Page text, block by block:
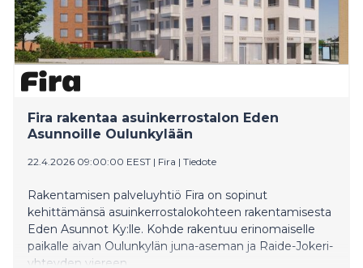
Fira rakentaa asuinkerrostalon Eden
Asunnoille Oulunkylään
22.4.2026 09:00:00 EEST | Fira | Tiedote
Rakentamisen palveluyhtiö Fira on sopinut
kehittämänsä asuinkerrostalokohteen rakentamisesta
Eden Asunnot Ky:lle. Kohde rakentuu erinomaiselle
paikalle aivan Oulunkylän juna-aseman ja Raide-Jokeri-
yhteyden viereen.